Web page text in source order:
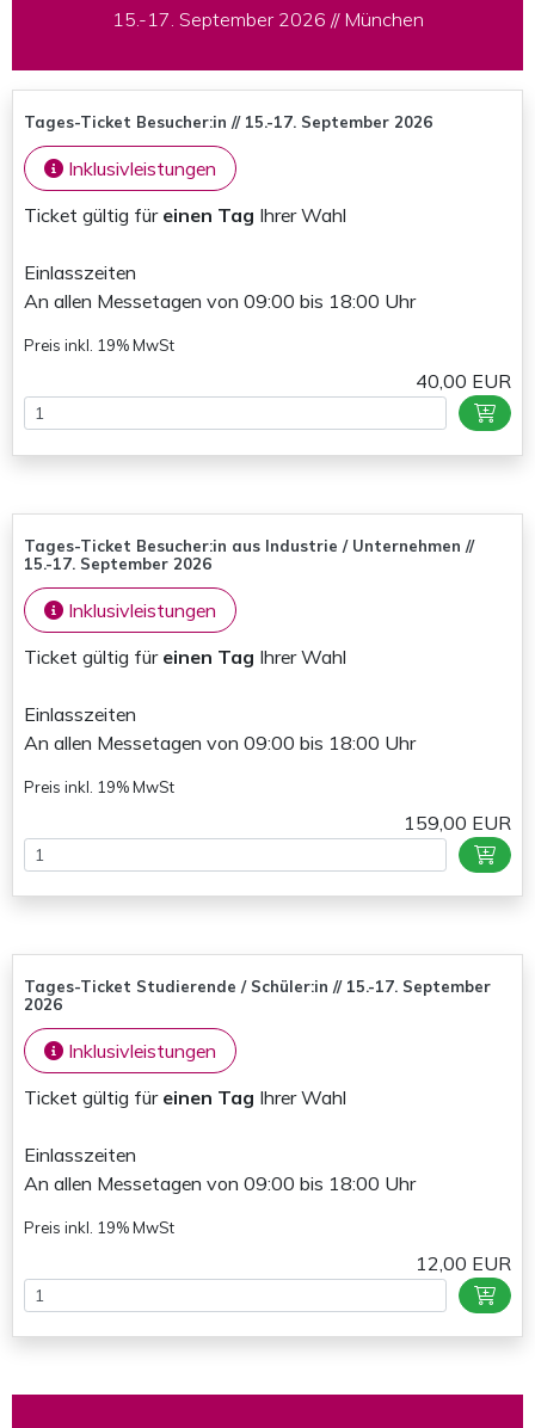
15.-17. September 2026 // München
Tages-Ticket Besucher:in // 15.-17. September 2026
Inklusivleistungen
Ticket gültig für einen Tag Ihrer Wahl
Einlasszeiten
An allen Messetagen von 09:00 bis 18:00 Uhr
Preis inkl. 19% MwSt
40,00 EUR
Tages-Ticket Besucher:in aus Industrie / Unternehmen //
15.-17. September 2026
Inklusivleistungen
Ticket gültig für einen Tag Ihrer Wahl
Einlasszeiten
An allen Messetagen von 09:00 bis 18:00 Uhr
Preis inkl. 19% MwSt
159,00 EUR
Tages-Ticket Studierende / Schüler:in // 15.-17. September
2026
Inklusivleistungen
Ticket gültig für einen Tag Ihrer Wahl
Einlasszeiten
An allen Messetagen von 09:00 bis 18:00 Uhr
Preis inkl. 19% MwSt
12,00 EUR